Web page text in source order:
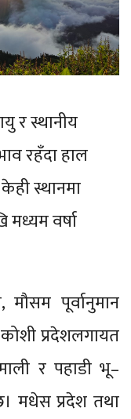
र स्थानीय
रहँदा हाल
स्थानमा
वर्षा
पूर्वानुमान
प्रदेशलगायत
र पहाडी भू–
मधेस प्रदेश तथा